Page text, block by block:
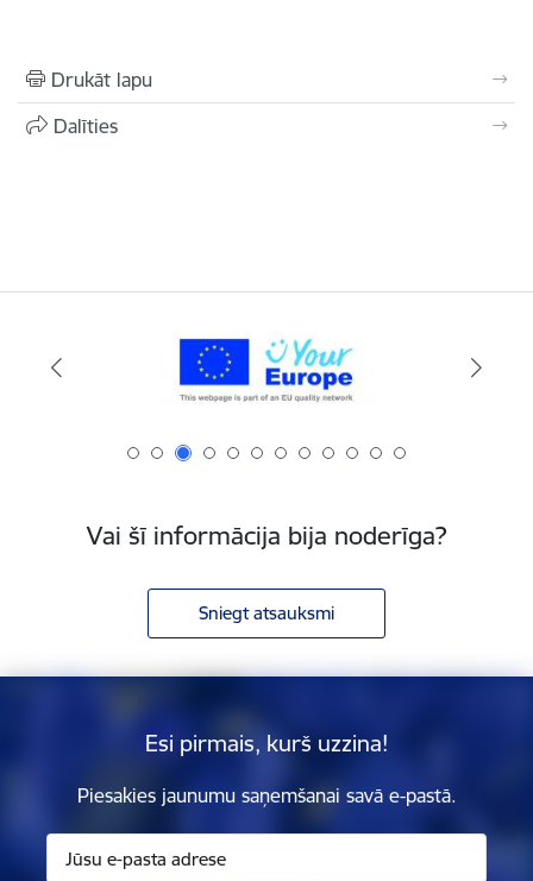
Drukāt lapu
Dalīties
Vai šī informācija bija noderīga?
Sniegt atsauksmi
Esi pirmais, kurš uzzina!
Piesakies jaunumu saņemšanai savā e-pastā.